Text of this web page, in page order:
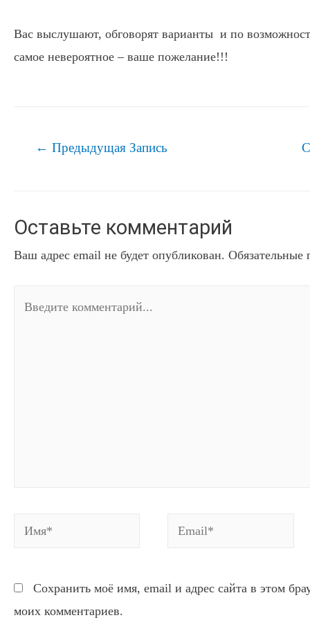
Вас выслушают, обговорят варианты и по
самое невероятное – ваше пожелание!!!
Навигация
← Предыдущая Запись
Оставьте комментарий
Ваш адрес email не будет опубликован.
Имя* Email*
Сохранить моё имя, email и адрес сайта в этом
моих комментариев.